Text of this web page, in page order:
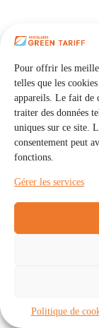
Pour offrir les
telles que les
appareils. Le fait de
traiter des données
uniques sur ce site.
consentement peut
fonctions.
Gérer les services
Politique de